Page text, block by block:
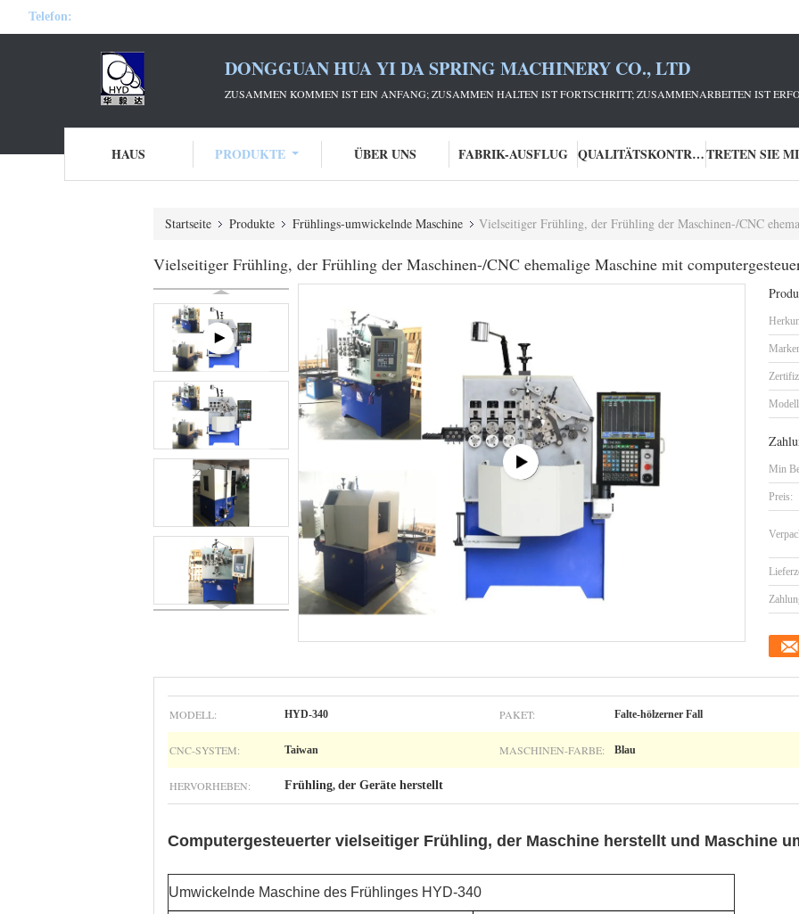
Telefon:
DONGGUAN HUA YI DA SPRING MACHINERY CO., LTD
ZUSAMMEN KOMMEN IST EIN ANFANG; ZUSAMMEN HALTEN IST FORTSCHRITT; ZUSAMMENARBEITEN IST
HAUS PRODUKTE ÜBER UNS FABRIK-AUSFLUG QUALITÄTSKONTROLLE
Startseite Produkte Frühlings-umwickelnde Maschine Vielseitiger Frühling, der Frühling der Maschinen-/CNC
Vielseitiger Frühling, der Frühling der Maschinen-/CNC ehemalige Maschine mit
Min
Preis:
MODELL: HYD-340 PAKET: Falte-hölzerner Fall
CNC-SYSTEM: Taiwan MASCHINEN-FARBE: Blau
HERVORHEBEN: Frühling, der Geräte herstellt
Computergesteuerter vielseitiger Frühling, der Maschine herstellt und Maschine
Umwickelnde Maschine des Frühlinges HYD-340